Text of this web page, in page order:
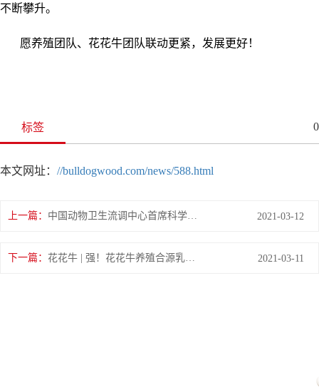
不断攀升。
愿养殖团队、花花牛团队联动更紧，发展更好！
标签 0
本文网址： //bulldogwood.com/news/588.html
上一篇： 2021-03-12
下一篇： 2021-03-11